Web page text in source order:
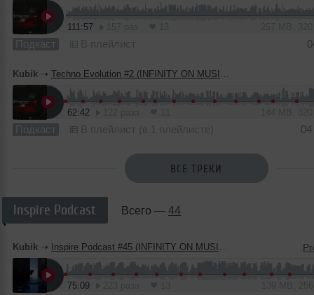
111:57
Подкаст В плейлист
Kubik ➝ Techno Evolution #2 (INFINITY ON MUSIC PODCAST)
62:42
Подкаст В плейлист (в 1 плейлисте)
ВСЕ ТРЕКИ
Inspire Podcast Всего — 44
Kubik ➝ Inspire Podcast #45 (INFINITY ON MUSIC PODCAST)
75:09